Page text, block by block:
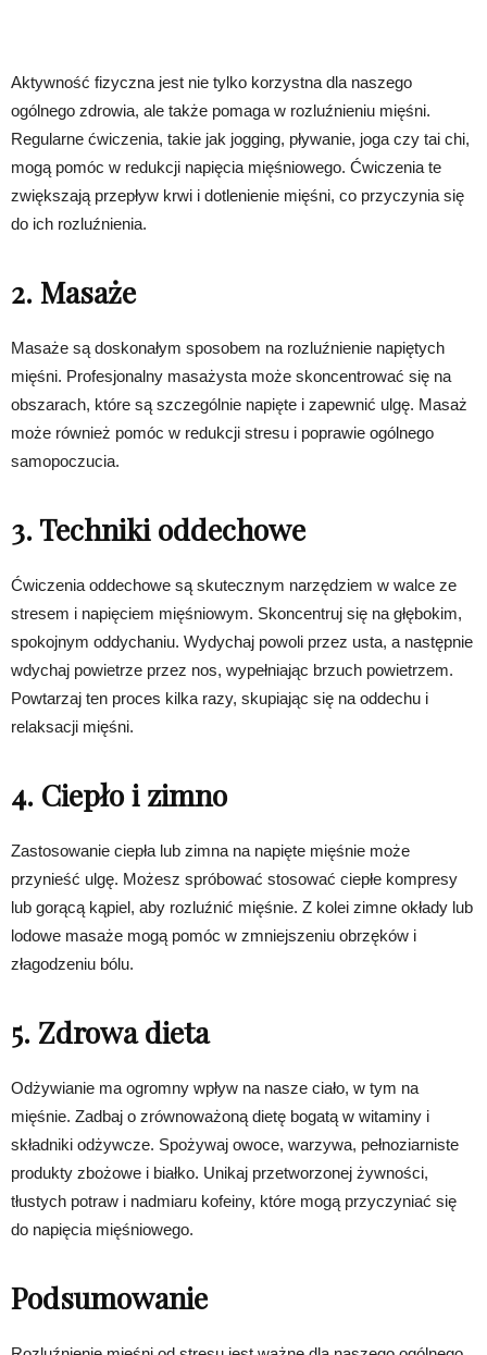
Aktywność fizyczna jest nie tylko korzystna dla naszego
ogólnego zdrowia, ale także pomaga w rozluźnieniu mięśni.
Regularne ćwiczenia, takie jak jogging, pływanie, joga czy tai chi,
mogą pomóc w redukcji napięcia mięśniowego. Ćwiczenia te
zwiększają przepływ krwi i dotlenienie mięśni, co przyczynia się
do ich rozluźnienia.
2. Masaże
Masaże są doskonałym sposobem na rozluźnienie napiętych
mięśni. Profesjonalny masażysta może skoncentrować się na
obszarach, które są szczególnie napięte i zapewnić ulgę. Masaż
może również pomóc w redukcji stresu i poprawie ogólnego
samopoczucia.
3. Techniki oddechowe
Ćwiczenia oddechowe są skutecznym narzędziem w walce ze
stresem i napięciem mięśniowym. Skoncentruj się na głębokim,
spokojnym oddychaniu. Wydychaj powoli przez usta, a następnie
wdychaj powietrze przez nos, wypełniając brzuch powietrzem.
Powtarzaj ten proces kilka razy, skupiając się na oddechu i
relaksacji mięśni.
4. Ciepło i zimno
Zastosowanie ciepła lub zimna na napięte mięśnie może
przynieść ulgę. Możesz spróbować stosować ciepłe kompresy
lub gorącą kąpiel, aby rozluźnić mięśnie. Z kolei zimne okłady lub
lodowe masaże mogą pomóc w zmniejszeniu obrzęków i
złagodzeniu bólu.
5. Zdrowa dieta
Odżywianie ma ogromny wpływ na nasze ciało, w tym na
mięśnie. Zadbaj o zrównoważoną dietę bogatą w witaminy i
składniki odżywcze. Spożywaj owoce, warzywa, pełnoziarniste
produkty zbożowe i białko. Unikaj przetworzonej żywności,
tłustych potraw i nadmiaru kofeiny, które mogą przyczyniać się
do napięcia mięśniowego.
Podsumowanie